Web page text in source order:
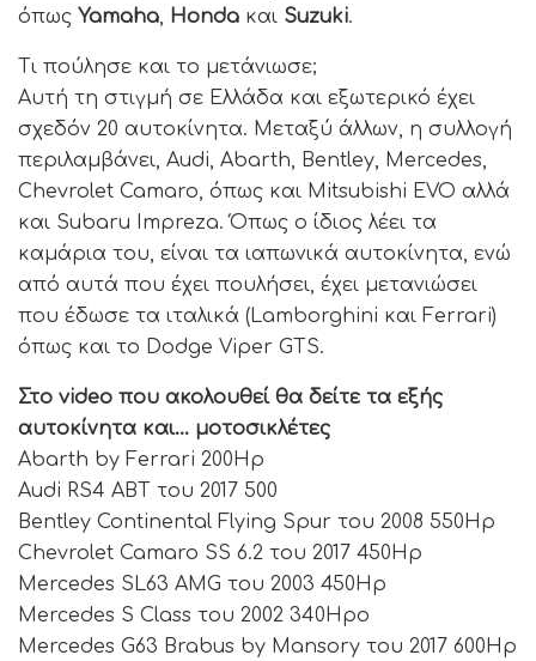
όπως Yamaha, Honda και Suzuki.
Τι πούλησε και το μετάνιωσε;
Αυτή τη στιγμή σε Ελλάδα και εξωτερικό έχει
σχεδόν 20 αυτοκίνητα. Μεταξύ άλλων, η συλλογή
περιλαμβάνει, Audi, Abarth, Bentley, Mercedes,
Chevrolet Camaro, όπως και Mitsubishi EVO αλλά
και Subaru Impreza. Όπως ο ίδιος λέει τα
καμάρια του, είναι τα ιαπωνικά αυτοκίνητα, ενώ
από αυτά που έχει πουλήσει, έχει μετανιώσει
που έδωσε τα ιταλικά (Lamborghini και Ferrari)
όπως και το Dodge Viper GTS.
Στο video που ακολουθεί θα δείτε τα εξής
αυτοκίνητα και… μοτοσικλέτες
Abarth by Ferrari 200Hp
Audi RS4 ABT του 2017 500
Bentley Continental Flying Spur του 2008 550Hp
Chevrolet Camaro SS 6.2 του 2017 450Hp
Mercedes SL63 AMG του 2003 450Hp
Mercedes S Class του 2002 340Hpo
Mercedes G63 Brabus by Mansory του 2017 600Hp